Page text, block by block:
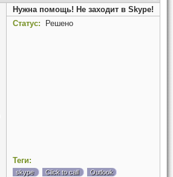
Нужна помощь! Не заходит в Skype!
Статус:
Решено
Теги:
skype Click to call Outlook